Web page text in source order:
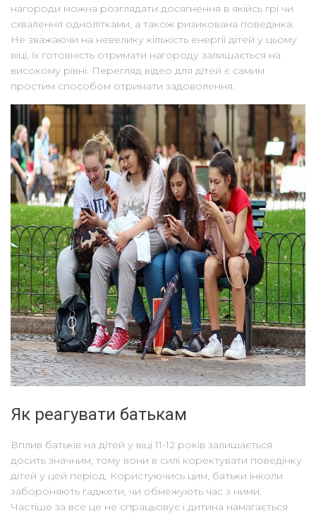
нагороди можна розглядати досягнення в якійсь грі чи
схвалення однолітками, а також ризикована поведінка.
Не зважаючи на невелику кількість енергії дітей у цьому
віці, їх готовність отримати нагороду залишається на
високому рівні. Перегляд відео для дітей є самим
простим способом отримати задоволення.
Як реагувати батькам
Вплив батьків на дітей у віці 11-12 років залишається
досить значним, тому вони в силі коректувати поведінку
дітей у цей період. Користуючись цим, батьки інколи
забороняють гаджети, чи обмежують час з ними.
Частіше за все це не спрацьовує і дитина намагається